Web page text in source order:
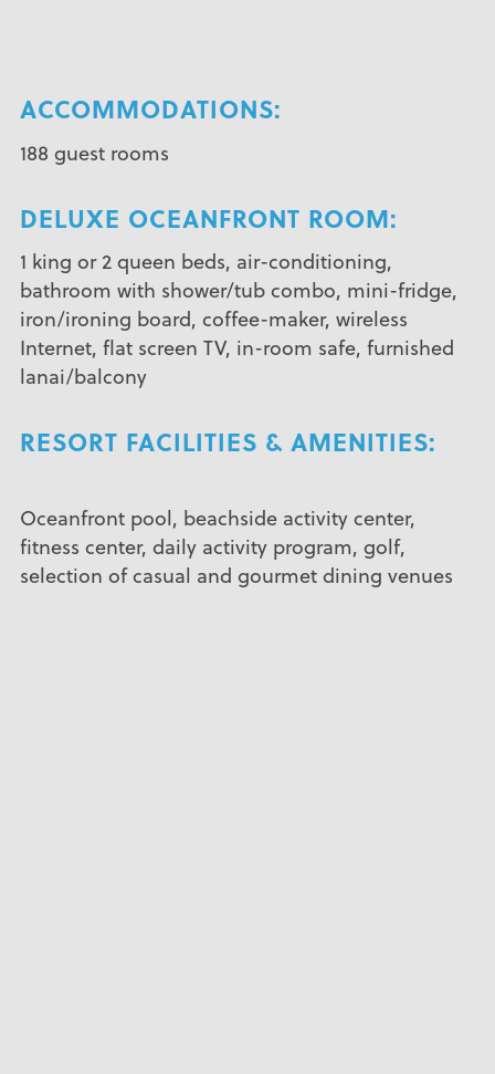
ACCOMMODATIONS:
188 guest rooms
DELUXE OCEANFRONT ROOM:
1 king or 2 queen beds, air-conditioning,
bathroom with shower/tub combo, mini-fridge,
iron/ironing board, coffee-maker, wireless
Internet, flat screen TV, in-room safe, furnished
lanai/balcony
RESORT FACILITIES & AMENITIES:
Oceanfront pool, beachside activity center,
fitness center, daily activity program, golf,
selection of casual and gourmet dining venues